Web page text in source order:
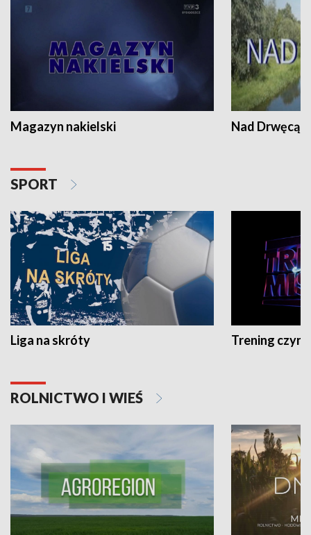
Magazyn nakielski Nad Drwęcą
SPORT
Liga na skróty Trening czyni
ROLNICTWO I WIEŚ